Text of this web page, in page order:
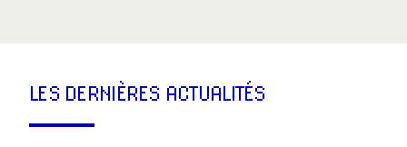
LES DERNIÈRES ACTUALITÉS